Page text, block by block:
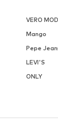
VERO
Mango
Pepe
LEVI'S
ONLY